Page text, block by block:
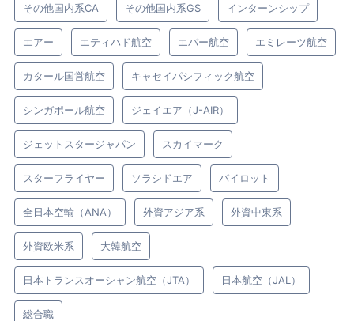
その他国内系CA その他国内系GS インターンシップ
エアー エティハド航空 エバー航空 エミレーツ航空
カタール国営航空 キャセイパシフィック航空
シンガポール航空 ジェイエア（J-AIR）
ジェットスタージャパン スカイマーク
スターフライヤー ソラシドエア パイロット
全日本空輸（ANA） 外資アジア系 外資中東系
外資欧米系 大韓航空
日本トランスオーシャン航空（JTA） 日本航空（JAL）
総合職